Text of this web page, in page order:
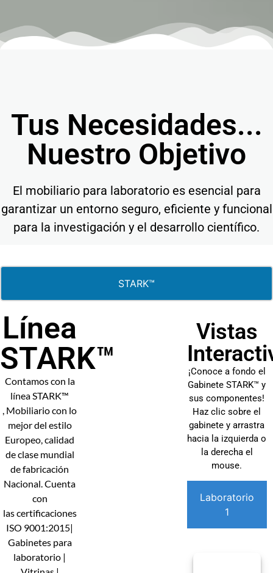
Tus Necesidades...
Nuestro Objetivo
El mobiliario para laboratorio es esencial para
garantizar un entorno seguro, eficiente y funcional
para la investigación y el desarrollo científico.
STARK™
Línea
STARK™
Contamos con la
línea STARK™
, Mobiliario con lo
mejor del estilo
Europeo, calidad
de clase mundial
de fabricación
Nacional. Cuenta
con
las certificaciones
ISO 9001:2015|
Gabinetes para
laboratorio |
Vistas
¡Conoce a fondo el
Gabinete STARK™ y
sus componentes!
Haz clic sobre el
gabinete y arrastra
hacia la izquierda o
la derecha el
mouse.
Laboratorio
1